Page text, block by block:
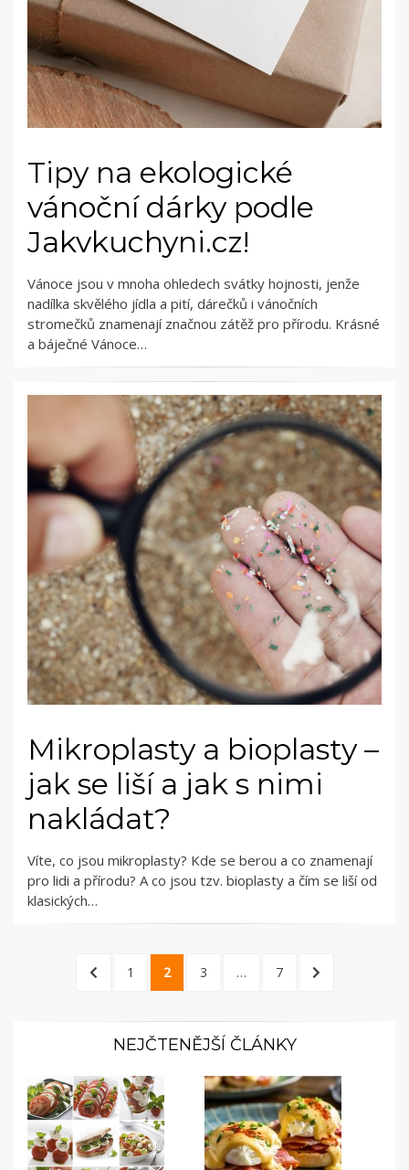
Tipy na ekologické
vánoční dárky podle
Jakvkuchyni.cz!
Vánoce jsou v mnoha ohledech svátky hojnosti, jenže
nadílka skvělého jídla a pití, dárečků i vánočních
stromečků znamenají značnou zátěž pro přírodu. Krásné
a báječné Vánoce…
Mikroplasty a bioplasty –
jak se liší a jak s nimi
nakládat?
Víte, co jsou mikroplasty? Kde se berou a co znamenají
pro lidi a přírodu? A co jsou tzv. bioplasty a čím se liší od
klasických…
Stránkování
PREVIOUS
PAGE
1 PAGE
2 PAGE
3 … PAGE
7
NEXT
NEJČTENĚJŠÍ ČLÁNKY